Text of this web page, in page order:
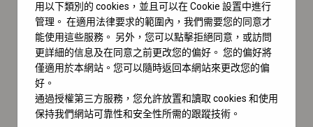
用以下類別的 cookies，並且可以在 Cookie 設置中進行
管理。 在適用法律要求的範圍內，我們需要您的同意才
能使用這些服務。 另外，您可以點擊拒絕同意，或訪問
更詳細的信息及在同意之前更改您的偏好。 您的偏好將
僅適用於本網站。您可以隨時返回本網站來更改您的偏
好。
通過授權第三方服務，您允許放置和讀取 cookies 和使用
保持我們網站可靠性和安全性所需的跟蹤技術。